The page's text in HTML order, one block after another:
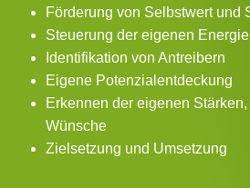
Förderung von Selbstwert und
Steuerung der eigenen
Identifikation von Antreibern
Eigene Potenzialentdeckung
Erkennen der eigenen
Wünsche
Zielsetzung und Umsetzung